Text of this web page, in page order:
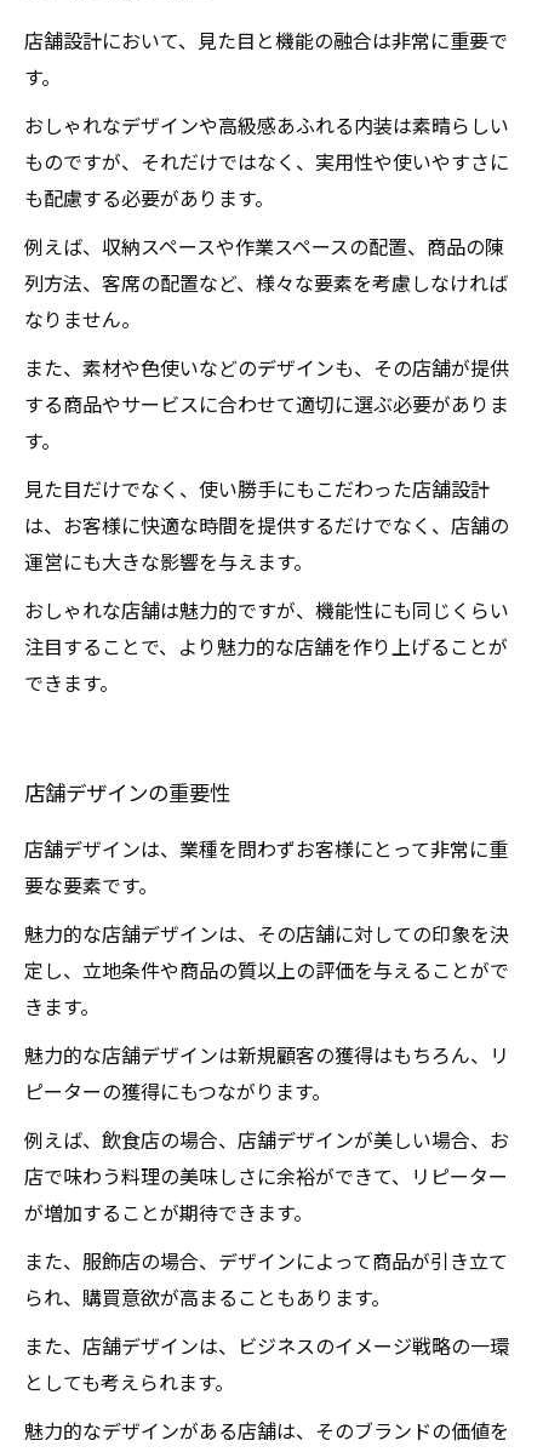
店舗設計において、見た目と機能の融合は非常に重要で
す。
おしゃれなデザインや高級感あふれる内装は素晴らしい
ものですが、それだけではなく、実用性や使いやすさに
も配慮する必要があります。
例えば、収納スペースや作業スペースの配置、商品の陳
列方法、客席の配置など、様々な要素を考慮しなければ
なりません。
また、素材や色使いなどのデザインも、その店舗が提供
する商品やサービスに合わせて適切に選ぶ必要がありま
す。
見た目だけでなく、使い勝手にもこだわった店舗設計
は、お客様に快適な時間を提供するだけでなく、店舗の
運営にも大きな影響を与えます。
おしゃれな店舗は魅力的ですが、機能性にも同じくらい
注目することで、より魅力的な店舗を作り上げることが
できます。
店舗デザインの重要性
店舗デザインは、業種を問わずお客様にとって非常に重
要な要素です。
魅力的な店舗デザインは、その店舗に対しての印象を決
定し、立地条件や商品の質以上の評価を与えることがで
きます。
魅力的な店舗デザインは新規顧客の獲得はもちろん、リ
ピーターの獲得にもつながります。
例えば、飲食店の場合、店舗デザインが美しい場合、お
店で味わう料理の美味しさに余裕ができて、リピーター
が増加することが期待できます。
また、服飾店の場合、デザインによって商品が引き立て
られ、購買意欲が高まることもあります。
また、店舗デザインは、ビジネスのイメージ戦略の一環
としても考えられます。
魅力的なデザインがある店舗は、そのブランドの価値を